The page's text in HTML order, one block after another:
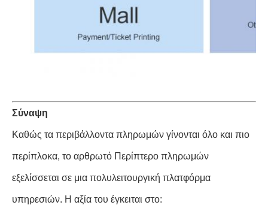
Σύναψη
Καθώς τα περιβάλλοντα πληρωμών γίνονται όλο και πιο
περίπλοκα, το αρθρωτό Περίπτερο πληρωμών
εξελίσσεται σε μια πολυλειτουργική πλατφόρμα
υπηρεσιών. Η αξία του έγκειται στο: